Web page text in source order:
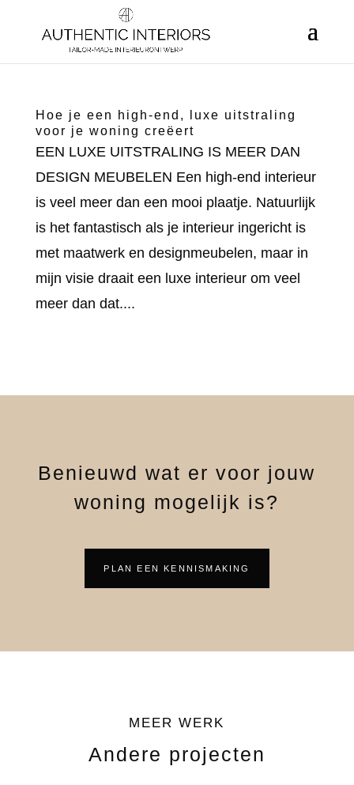
Hoe je een high-end, luxe uitstraling
voor je woning creëert
EEN LUXE UITSTRALING IS MEER DAN
DESIGN MEUBELEN Een high-end interieur
is veel meer dan een mooi plaatje. Natuurlijk
is het fantastisch als je interieur ingericht is
met maatwerk en designmeubelen, maar in
mijn visie draait een luxe interieur om veel
meer dan dat....
Benieuwd wat er voor jouw
woning mogelijk is?
PLAN EEN KENNISMAKING
MEER WERK
Andere projecten